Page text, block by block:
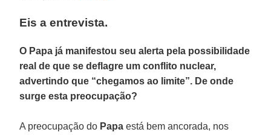
Eis a entrevista.
O Papa já manifestou seu alerta pela possibilidade
real de que se deflagre um conflito nuclear,
advertindo que “chegamos ao limite”. De onde
surge esta preocupação?
A preocupação do Papa está bem ancorada, nos